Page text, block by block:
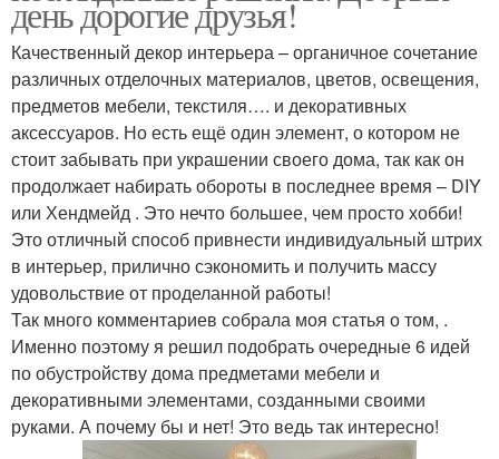
день дорогие друзья!
Качественный декор интерьера – органичное сочетание
различных отделочных материалов, цветов, освещения,
предметов мебели, текстиля…. и декоративных
аксессуаров. Но есть ещё один элемент, о котором не
стоит забывать при украшении своего дома, так как он
продолжает набирать обороты в последнее время – DIY
или Хендмейд . Это нечто большее, чем просто хобби!
Это отличный способ привнести индивидуальный штрих
в интерьер, прилично сэкономить и получить массу
удовольствие от проделанной работы!
Так много комментариев собрала моя статья о том, .
Именно поэтому я решил подобрать очередные 6 идей
по обустройству дома предметами мебели и
декоративными элементами, созданными своими
руками. А почему бы и нет! Это ведь так интересно!